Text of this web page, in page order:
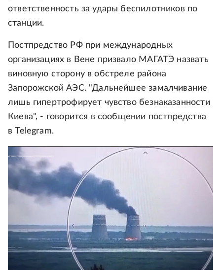
ответственность за удары беспилотников по
станции.
Постпредство РФ при международных
организациях в Вене призвало МАГАТЭ назвать
виновную сторону в обстреле района
Запорожской АЭС. "Дальнейшее замалчивание
лишь гипертрофирует чувство безнаказанности
Киева", - говорится в сообщении постпредства
в Telegram.